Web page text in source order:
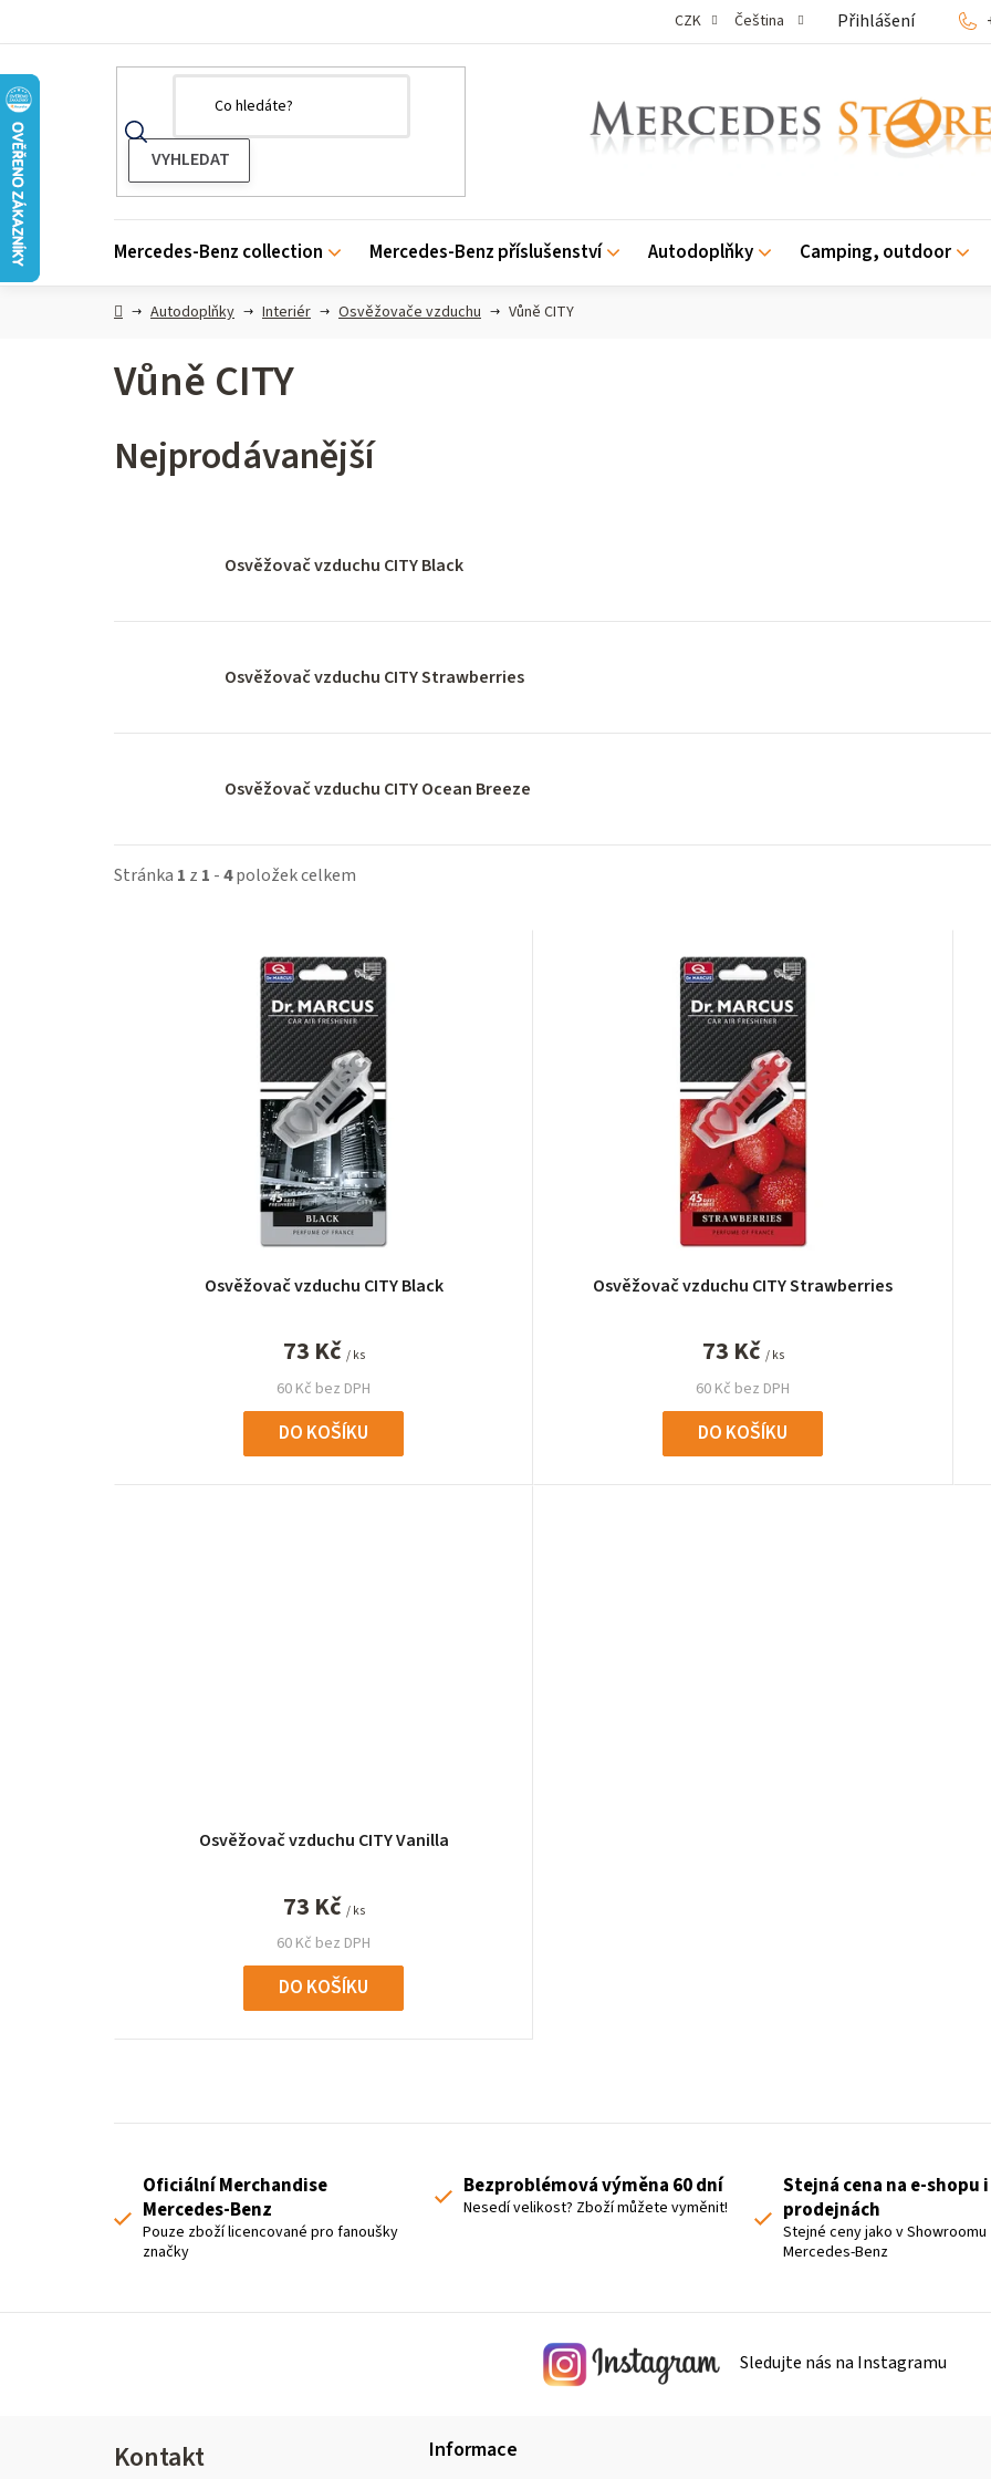
CZK Čeština Přihlášení
Mercedes-Benz collection Mercedes-Benz příslušenství Autodoplňky Camping, outdoor
DomůAutodoplňky Interiér Osvěžovače vzduchu Vůně CITY
Vůně CITY
Nejprodávanější
Osvěžovač vzduchu CITY Black
Osvěžovač vzduchu CITY Strawberries
Osvěžovač vzduchu CITY Ocean Breeze
Stránka 1 z 1 -4položek celkem
ů
Osvěžovač vzduchu CITY Black
60 Kč bez DPH
73 Kč / ks
DO KOŠÍKU
Osvěžovač vzduchu CITY Strawberries
60 Kč bez DPH
73 Kč / ks
DO KOŠÍKU
Osvěžovač vzduchu CITY Vanilla
60 Kč bez DPH
73 Kč / ks
DO KOŠÍKU
a
p
r
Oficiální Merchandise
Mercedes-Benz
Pouze zboží licencované pro fanoušky
značky
Bezproblémová výměna 60 dní
Nesedí velikost? Zboží můžete vyměnit!
Stejná cena na e-shopu
prodejnách
Stejné ceny jako v Showroomu
Mercedes-Benz
Sledujte nás na Instagramu
Kontakt Informace